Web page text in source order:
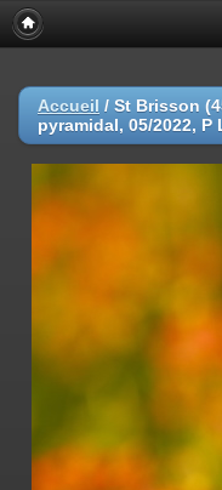
Accueil / St Brisson
pyramidal, 05/2022, P